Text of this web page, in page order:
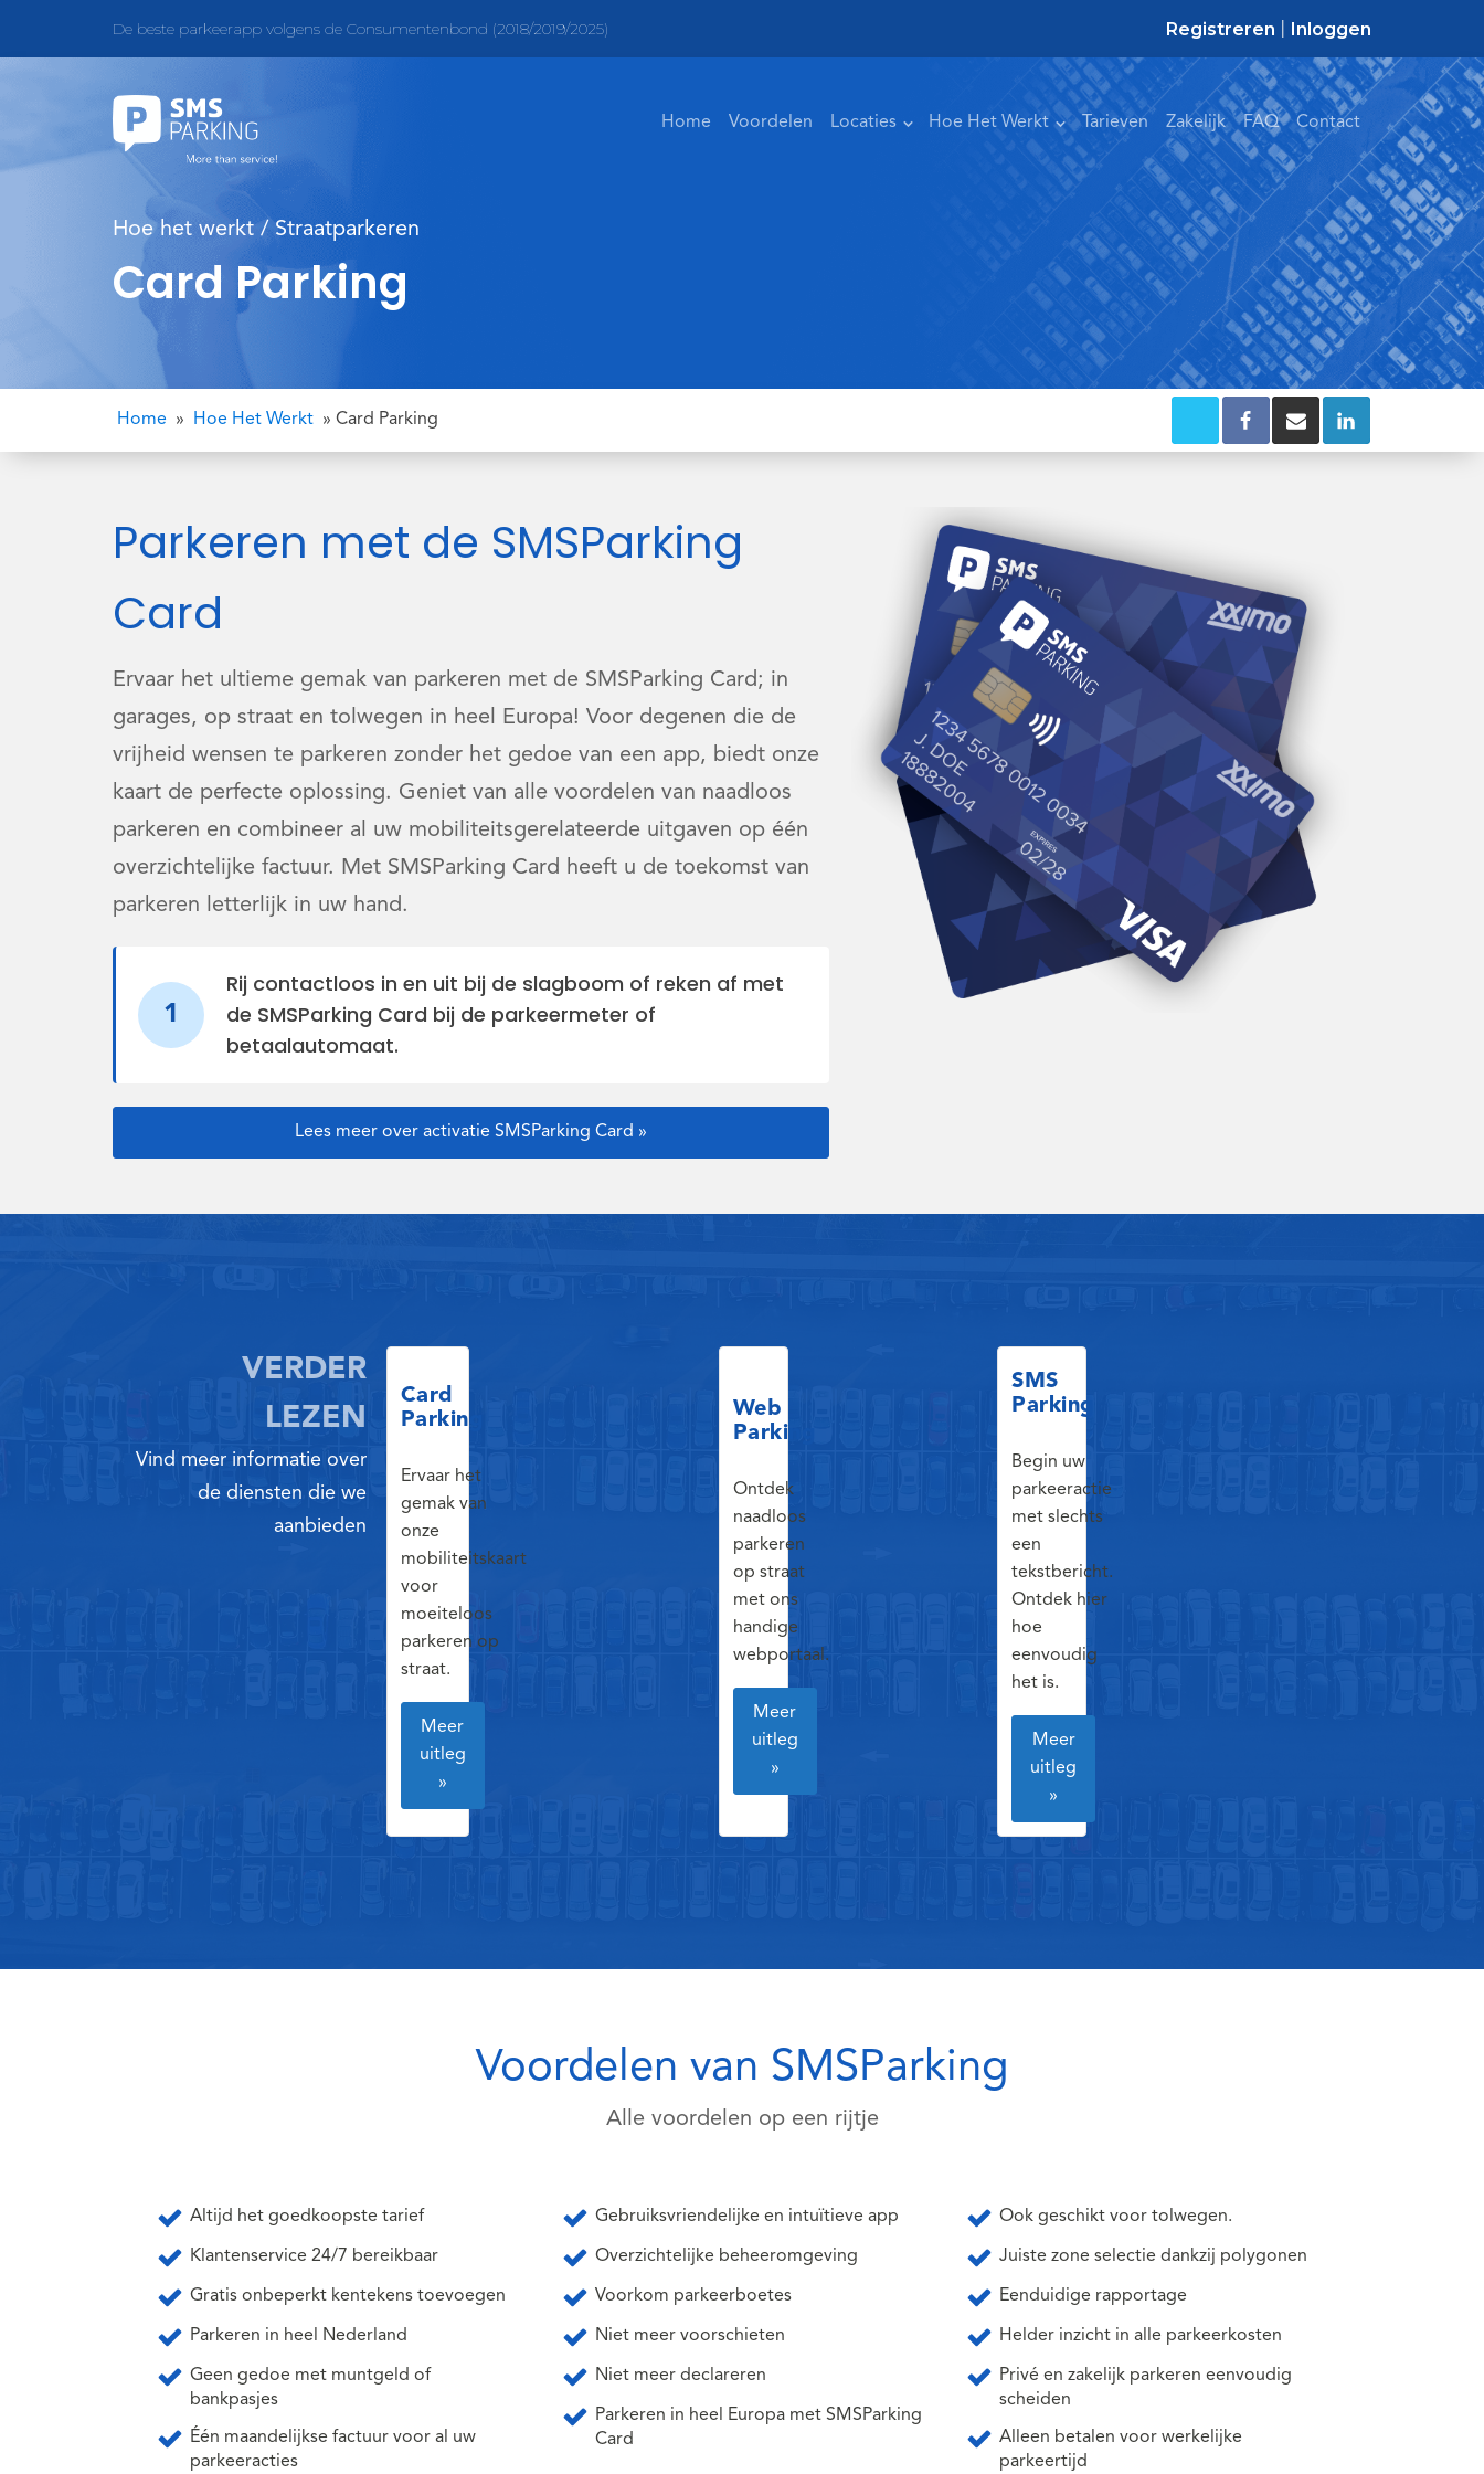
De beste parkeerapp volgens de Consumentenbond (2018/2019/2025) Registreren Inloggen
Home Voordelen Locaties Hoe Het Werkt Tarieven Zakelijk FAQ Contact
Hoe het werkt / Straatparkeren
Card Parking
Home » Hoe Het Werkt » Card Parking
Parkeren met de SMSParking
Card
Ervaar het ultieme gemak van parkeren met de SMSParking Card; in
garages, op straat en tolwegen in heel Europa! Voor degenen die de
vrijheid wensen te parkeren zonder het gedoe van een app, biedt onze
kaart de perfecte oplossing. Geniet van alle voordelen van naadloos
parkeren en combineer al uw mobiliteitsgerelateerde uitgaven op één
overzichtelijke factuur. Met SMSParking Card heeft u de toekomst van
parkeren letterlijk in uw hand.
1
Rij contactloos in en uit bij de slagboom of reken af met
de SMSParking Card bij de parkeermeter of
betaalautomaat.
Lees meer over activatie SMSParking Card »
VERDER
LEZEN
Vind meer informatie over
de diensten die we
aanbieden
Card
Parking
Ervaar het
gemak van
onze
mobiliteitskaart
voor
moeiteloos
parkeren op
straat.
Meer
uitleg
»
Web
Parking
Ontdek
naadloos
parkeren
op straat
met ons
handige
webportaal.
Meer
uitleg
»
SMS
Parking
Begin uw
parkeeractie
met slechts
een
tekstbericht.
Ontdek hier
hoe
eenvoudig
het is.
Meer
uitleg
»
Voordelen van SMSParking
Alle voordelen op een rijtje
Altijd het goedkoopste tarief
Klantenservice 24/7 bereikbaar
Gratis onbeperkt kentekens toevoegen
Parkeren in heel Nederland
Geen gedoe met muntgeld of
bankpasjes
Één maandelijkse factuur voor al uw
parkeeracties
Gebruiksvriendelijke en intuïtieve app
Overzichtelijke beheeromgeving
Voorkom parkeerboetes
Niet meer voorschieten
Niet meer declareren
Parkeren in heel Europa met SMSParking
Card
Ook geschikt voor tolwegen.
Juiste zone selectie dankzij polygonen
Eenduidige rapportage
Helder inzicht in alle parkeerkosten
Privé en zakelijk parkeren eenvoudig
scheiden
Alleen betalen voor werkelijke
parkeertijd